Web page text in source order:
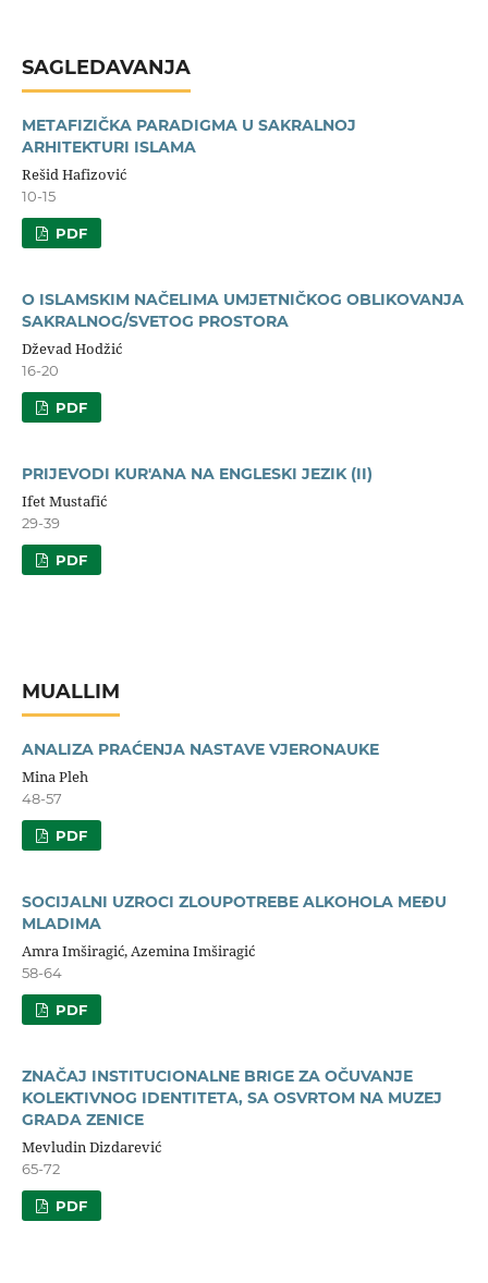
SAGLEDAVANJA
METAFIZIČKA PARADIGMA U SAKRALNOJ
ARHITEKTURI ISLAMA
Rešid Hafizović
10-15
PDF
O ISLAMSKIM NAČELIMA UMJETNIČKOG OBLIKOVANJA
SAKRALNOG/SVETOG PROSTORA
Dževad Hodžić
16-20
PDF
PRIJEVODI KUR'ANA NA ENGLESKI JEZIK (II)
Ifet Mustafić
29-39
PDF
MUALLIM
ANALIZA PRAĆENJA NASTAVE VJERONAUKE
Mina Pleh
48-57
PDF
SOCIJALNI UZROCI ZLOUPOTREBE ALKOHOLA MEĐU
MLADIMA
Amra Imširagić, Azemina Imširagić
58-64
PDF
ZNAČAJ INSTITUCIONALNE BRIGE ZA OČUVANJE
KOLEKTIVNOG IDENTITETA, SA OSVRTOM NA MUZEJ
GRADA ZENICE
Mevludin Dizdarević
65-72
PDF